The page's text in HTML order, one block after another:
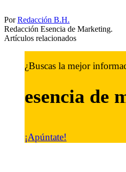
PorRedacción B.H.
Redacción Esencia de Marketing.
Artículos relacionados
¿Buscas la mejor
esencia de
¡Apúntate!